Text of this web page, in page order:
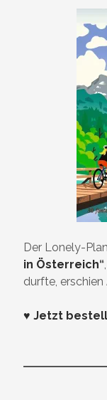
Der Lonely-
in Österreich“
durfte,
♥ Jetzt